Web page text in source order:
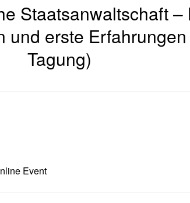
Staatsanwaltschaft –
und erste
Tagung)
Event